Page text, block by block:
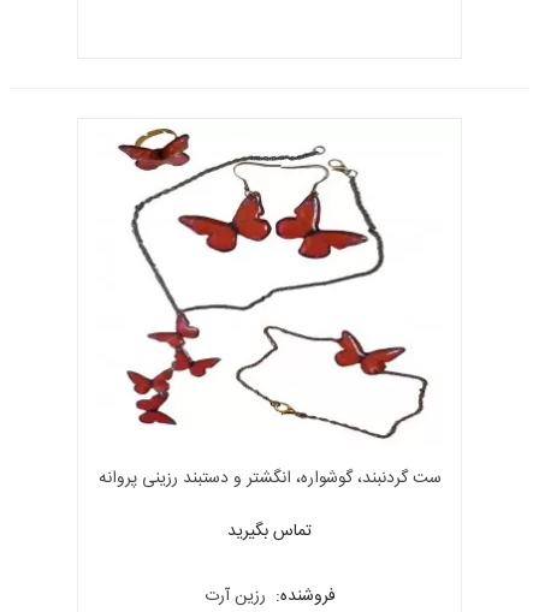
ست گردنبند، گوشواره، انگشتر و دستبند رزینی پروانه
تماس بگیرید
فروشنده: رزین آرت